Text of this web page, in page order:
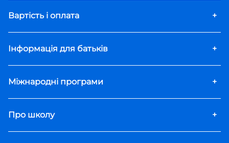
Вартість і оплата +
Інформація для батьків +
Міжнародні програми +
Про школу +